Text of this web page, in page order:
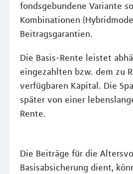
fondsgebundene Variante
Kombinationen
Beitragsgarantien.
Die Basis-Rente leistet
eingezahlten bzw. dem zu
verfügbaren Kapital. Die
später von einer
Rente.
Die Beiträge für die
Basisabsicherung dient,